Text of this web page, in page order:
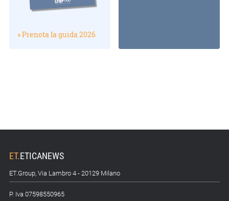
» Prenota la guida 2026
ET.ETICANEWS
ET.Group, Via Lambro 4 - 20129 Milano
P. Iva 07598550965